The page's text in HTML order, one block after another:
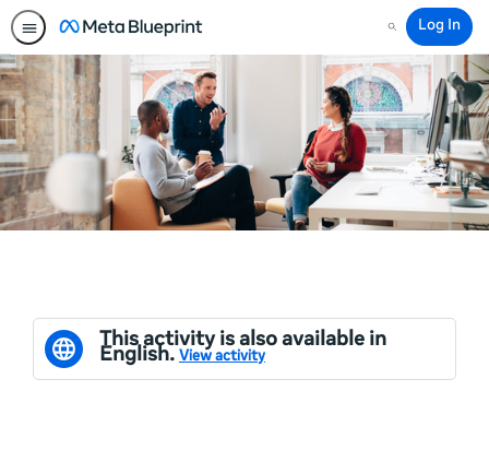
Search
Log In
This activity is also available in
English. View activity